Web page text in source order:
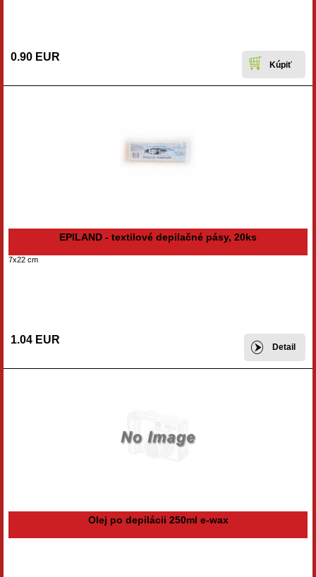
0.90 EUR
EPILAND - textilové depilačné pásy, 20ks
7x22 cm
1.04 EUR
Detail
Olej po depilácii 250ml e-wax